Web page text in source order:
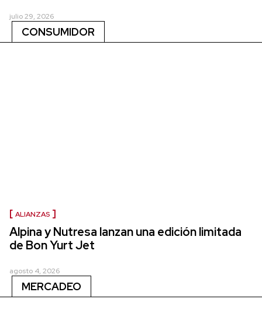
julio 29, 2026
CONSUMIDOR
ALIANZAS
Alpina y Nutresa lanzan una edición limitada
de Bon Yurt Jet
agosto 4, 2026
MERCADEO